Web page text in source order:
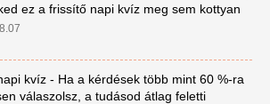
ez a frissítő napi kvíz meg sem kottyan
kvíz - Ha a kérdések több mint 60 %-ra
válaszolsz, a tudásod átlag feletti